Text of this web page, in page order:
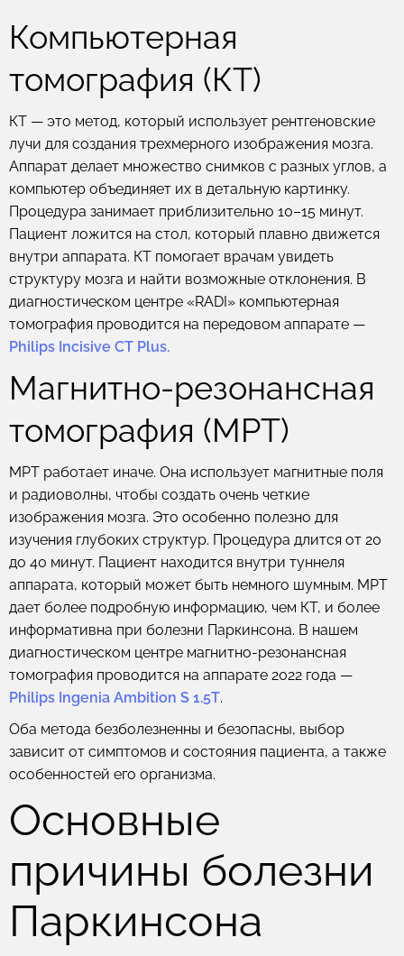
Компьютерная
томография (КТ)
КТ — это метод, который использует рентгеновские
лучи для создания трехмерного изображения мозга.
Аппарат делает множество снимков с разных углов, а
компьютер объединяет их в детальную картинку.
Процедура занимает приблизительно 10–15 минут.
Пациент ложится на стол, который плавно движется
внутри аппарата. КТ помогает врачам увидеть
структуру мозга и найти возможные отклонения. В
диагностическом центре «RADI» компьютерная
томография проводится на передовом аппарате —
Philips Incisive CT Plus.
Магнитно-резонансная
томография (МРТ)
МРТ работает иначе. Она использует магнитные поля
и радиоволны, чтобы создать очень четкие
изображения мозга. Это особенно полезно для
изучения глубоких структур. Процедура длится от 20
до 40 минут. Пациент находится внутри туннеля
аппарата, который может быть немного шумным. МРТ
дает более подробную информацию, чем КТ, и более
информативна при болезни Паркинсона. В нашем
диагностическом центре магнитно-резонансная
томография проводится на аппарате 2022 года —
Philips Ingenia Ambition S 1.5T.
Оба метода безболезненны и безопасны, выбор
зависит от симптомов и состояния пациента, а также
особенностей его организма.
Основные
причины болезни
Паркинсона